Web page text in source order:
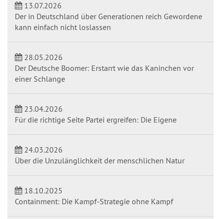
13.07.2026
Der in Deutschland über Generationen reich Gewordene
kann einfach nicht loslassen
28.05.2026
Der Deutsche Boomer: Erstarrt wie das Kaninchen vor
einer Schlange
23.04.2026
Für die richtige Seite Partei ergreifen: Die Eigene
24.03.2026
Über die Unzulänglichkeit der menschlichen Natur
18.10.2025
Containment: Die Kampf-Strategie ohne Kampf